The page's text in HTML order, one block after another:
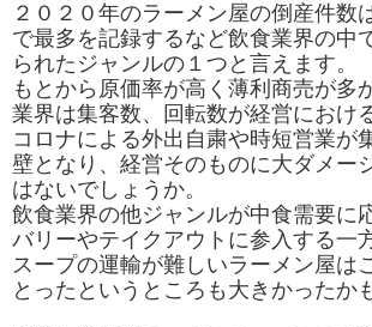
２０２０年のラーメン屋の倒産件数
で最多を記録するなど飲食業界の中
られたジャンルの１つと言えます。
もとから原価率が高く薄利商売が多
業界は集客数、回転数が経営におけ
コロナによる外出自粛や時短営業が
壁となり、経営そのものに大ダメー
はないでしょうか。
飲食業界の他ジャンルが中食需要に
バリーやテイクアウトに参入する一
スープの運輸が難しいラーメン屋は
とったというところも大きかったか